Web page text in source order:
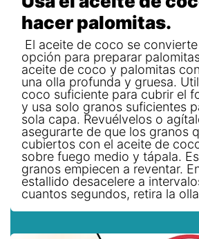
hacer palomitas.
El aceite de coco se
opción para preparar
aceite de coco y palomitas
una olla profunda y gruesa.
coco suficiente para cubrir el
y usa solo granos suficientes
sola capa. Revuélvelos o
asegurarte de que los granos
cubiertos con el aceite de
sobre fuego medio y tápala.
granos empiecen a reventar.
estallido desacelere a
cuantos segundos, retira la